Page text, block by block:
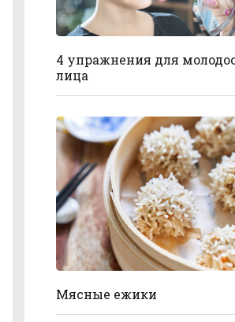
4 упражнения для
лица
Мясные ежики